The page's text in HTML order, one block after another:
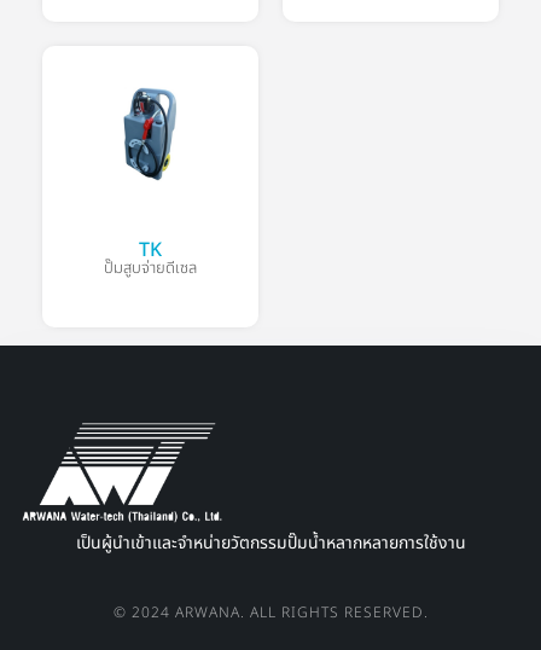
TK
ปั๊มสูบจ่ายดีเซล
เป็นผู้นำเข้าและจำหน่ายวัตกรรมปั๊มน้ำหลากหลายการใช้งาน
© 2024 ARWANA. ALL RIGHTS RESERVED.